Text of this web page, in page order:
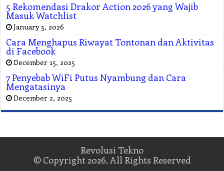
5 Rekomendasi Drakor Action 2026 yang Wajib
Masuk Watchlist
January 5, 2026
Cara Menghapus Riwayat Tontonan dan Aktivitas
di Facebook
December 15, 2025
7 Penyebab WiFi Putus Nyambung dan Cara
Mengatasinya
December 2, 2025
Revolusi Tekno
© Copyright 2026, All Rights Reserved